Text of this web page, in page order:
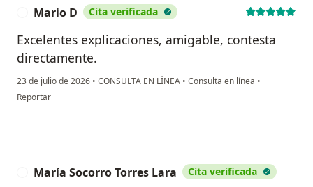
Mario D Cita verificada
Excelentes explicaciones, amigable, contesta
directamente.
23 de julio de 2026 • CONSULTA EN LÍNEA • Consulta en línea •
en opinión del usuario Mario D
Reportar
María Socorro Torres Lara Cita verificada